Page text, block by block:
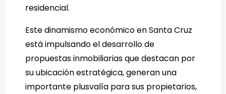
residencial.
Este dinamismo económico en Santa Cruz
está impulsando el desarrollo de
propuestas inmobiliarias que destacan por
su ubicación estratégica, generan una
importante plusvalía para sus propietarios,